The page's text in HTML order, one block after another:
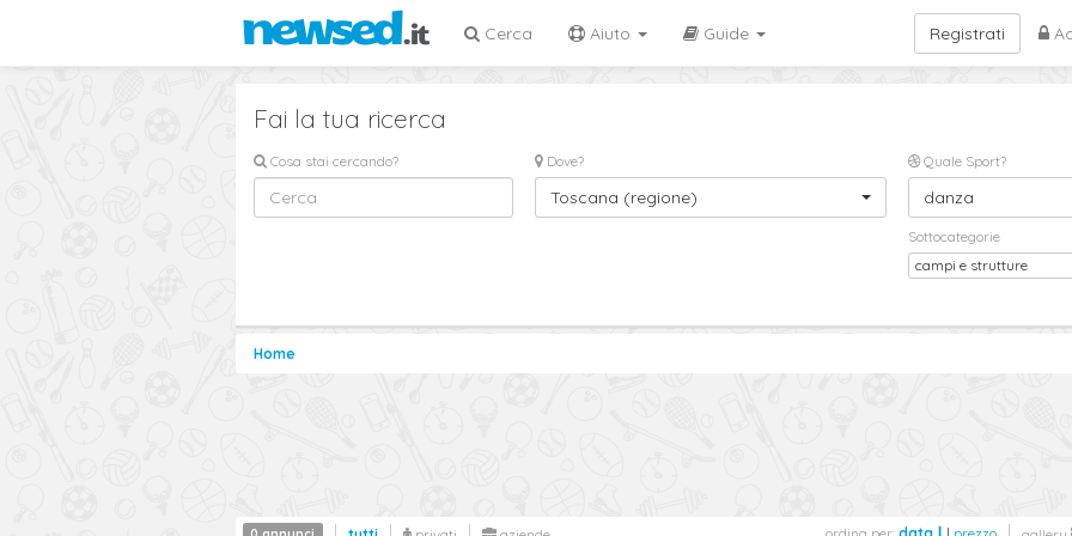
Cerca Aiuto Guide Registrati
Fai la tua ricerca
Cosa stai cercando? Dove?
Toscana (regione)
Quale Sport?
danza
Sottocategorie
campi e strutture
Home